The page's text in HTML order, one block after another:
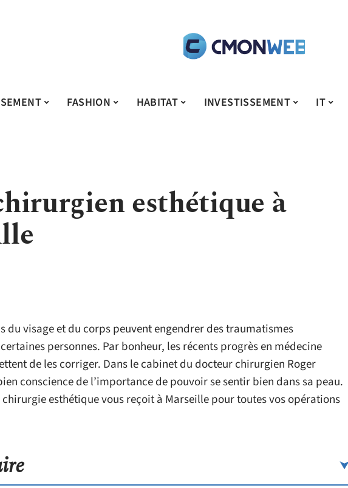
FASHION HABITAT INVESTISSEMENT IT
esthétique à
du visage et du corps peuvent engendrer des traumatismes
personnes. Par bonheur, les récents progrès en médecine
de les corriger. Dans le cabinet du docteur chirurgien Roger
conscience de l’importance de pouvoir se sentir bien dans sa peau.
chirurgie esthétique vous reçoit à Marseille pour toutes vos opérations